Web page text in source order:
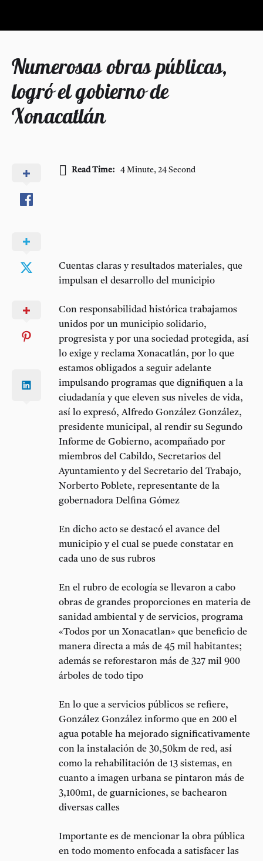
Numerosas obras públicas,
logró el gobierno de
Xonacatlán
Read Time: 4 Minute, 24 Second
Cuentas claras y resultados materiales, que
impulsan el desarrollo del municipio
Con responsabilidad histórica trabajamos
unidos por un municipio solidario,
progresista y por una sociedad protegida, así
lo exige y reclama Xonacatlán, por lo que
estamos obligados a seguir adelante
impulsando programas que dignifiquen a la
ciudadanía y que eleven sus niveles de vida,
así lo expresó, Alfredo González González,
presidente municipal, al rendir su Segundo
Informe de Gobierno, acompañado por
miembros del Cabildo, Secretarios del
Ayuntamiento y del Secretario del Trabajo,
Norberto Poblete, representante de la
gobernadora Delfina Gómez
En dicho acto se destacó el avance del
municipio y el cual se puede constatar en
cada uno de sus rubros
En el rubro de ecología se llevaron a cabo
obras de grandes proporciones en materia de
sanidad ambiental y de servicios, programa
«Todos por un Xonacatlan» que beneficio de
manera directa a más de 45 mil habitantes;
además se reforestaron más de 327 mil 900
árboles de todo tipo
En lo que a servicios públicos se refiere,
González González informo que en 200 el
agua potable ha mejorado significativamente
con la instalación de 30,50km de red, así
como la rehabilitación de 13 sistemas, en
cuanto a imagen urbana se pintaron más de
3,100m1, de guarniciones, se bachearon
diversas calles
Importante es de mencionar la obra pública
en todo momento enfocada a satisfacer las